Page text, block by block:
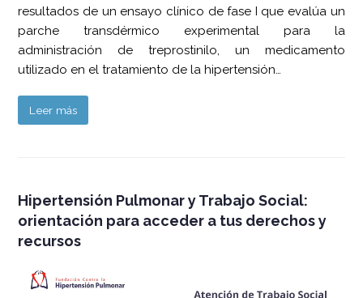
resultados de un ensayo clínico de fase I que evalúa un
parche transdérmico experimental para la
administración de treprostinilo, un medicamento
utilizado en el tratamiento de la hipertensión…
Leer más
Hipertensión Pulmonar y Trabajo Social:
orientación para acceder a tus derechos y
recursos